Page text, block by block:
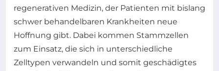
regenerativen Medizin, der Patienten mit bislang
schwer behandelbaren Krankheiten neue
Hoffnung gibt. Dabei kommen Stammzellen
zum Einsatz, die sich in unterschiedliche
Zelltypen verwandeln und somit geschädigtes